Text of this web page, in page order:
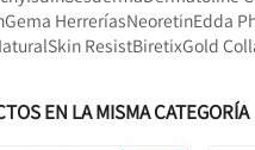
Gema HerreríasNeoretinEdda
Skin ResistBiretixGold
EN LA MISMA CATEGORÍA